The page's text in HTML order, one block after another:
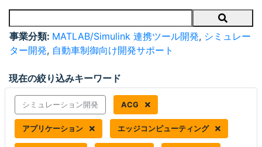
Search
事業分類: MATLAB/Simulink 連携ツール開発, シミュレー
ター開発, 自動車制御向け開発サポート
現在の絞り込みキーワード
シミュレーション開発 ACG
アプリケーション エッジコンピューティング